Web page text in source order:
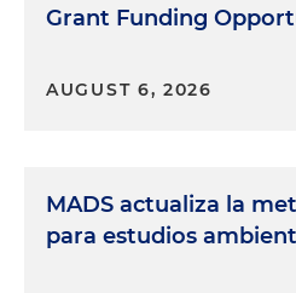
Grant Funding
AUGUST 6, 2026
MADS actualiza la
para estudios